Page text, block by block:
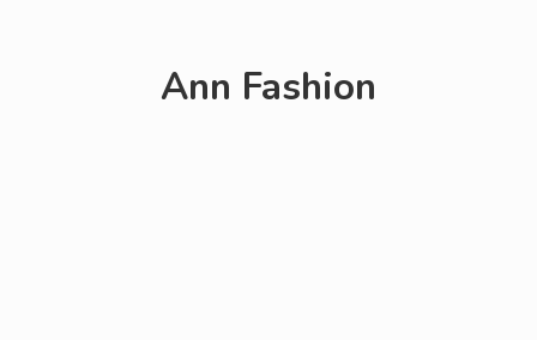
Ann Fashion